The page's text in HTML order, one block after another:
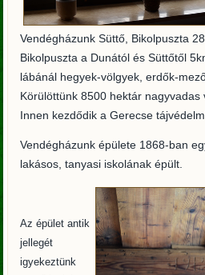
Vendégházunk Süttő, Bikolpuszta
Bikolpuszta a Dunától és Süttőtől
lábánál hegyek-völgyek, erdők-
Körülöttünk 8500 hektár nagyvadas
Innen kezdődik a Gerecse
Vendégházunk épülete 1868-ban
lakásos, tanyasi iskolának épült.
Az épület antik
jellegét
igyekeztünk